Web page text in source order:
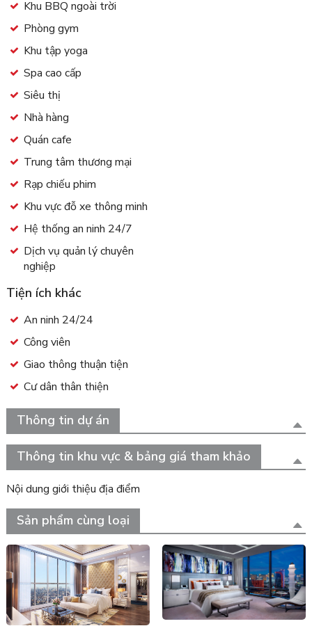
Khu BBQ ngoài trời
Phòng gym
Khu tập yoga
Spa cao cấp
Siêu thị
Nhà hàng
Quán cafe
Trung tâm thương mại
Rạp chiếu phim
Khu vực đỗ xe thông minh
Hệ thống an ninh 24/7
Dịch vụ quản lý chuyên
nghiệp
Tiện ích khác
An ninh 24/24
Công viên
Giao thông thuận tiện
Cư dân thân thiện
Thông tin dự án
Thông tin khu vực & bảng giá tham khảo
Nội dung giới thiệu địa điểm
Sản phẩm cùng loại